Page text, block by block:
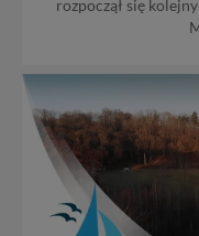
rozpoczął się
nowo...